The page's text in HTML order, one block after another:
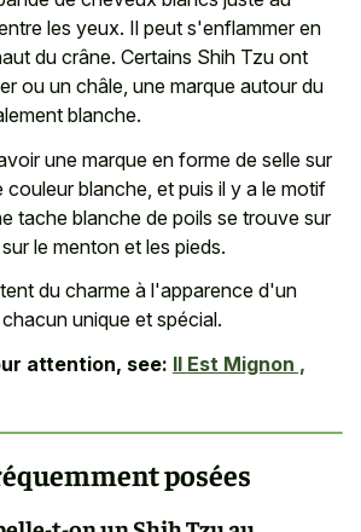
les yeux. Il peut s'enflammer en
du crâne. Certains Shih Tzu ont
ou un châle, une marque autour du
blanche.
une marque en forme de selle sur
blanche, et puis il y a le motif
tache blanche de poils se trouve sur
le menton et les pieds.
du charme à l'apparence d'un
unique et spécial.
attention, see: Il Est Mignon ,
posées